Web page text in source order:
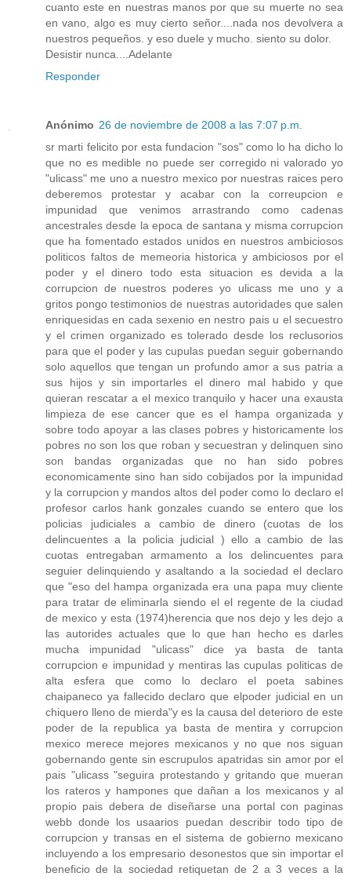
cuanto este en nuestras manos por que su muerte no sea
en vano, algo es muy cierto señor....nada nos devolvera a
nuestros pequeños. y eso duele y mucho. siento su dolor.
Desistir nunca....Adelante
Responder
Anónimo 26 de noviembre de 2008 a las 7:07 p.m.
sr marti felicito por esta fundacion "sos" como lo ha dicho lo
que no es medible no puede ser corregido ni valorado yo
"ulicass" me uno a nuestro mexico por nuestras raices pero
deberemos protestar y acabar con la correupcion e
impunidad que venimos arrastrando como cadenas
ancestrales desde la epoca de santana y misma corrupcion
que ha fomentado estados unidos en nuestros ambiciosos
politicos faltos de memeoria historica y ambiciosos por el
poder y el dinero todo esta situacion es devida a la
corrupcion de nuestros poderes yo ulicass me uno y a
gritos pongo testimonios de nuestras autoridades que salen
enriquesidas en cada sexenio en nestro pais u el secuestro
y el crimen organizado es tolerado desde los reclusorios
para que el poder y las cupulas puedan seguir gobernando
solo aquellos que tengan un profundo amor a sus patria a
sus hijos y sin importarles el dinero mal habido y que
quieran rescatar a el mexico tranquilo y hacer una exausta
limpieza de ese cancer que es el hampa organizada y
sobre todo apoyar a las clases pobres y historicamente los
pobres no son los que roban y secuestran y delinquen sino
son bandas organizadas que no han sido pobres
economicamente sino han sido cobijados por la impunidad
y la corrupcion y mandos altos del poder como lo declaro el
profesor carlos hank gonzales cuando se entero que los
policias judiciales a cambio de dinero (cuotas de los
delincuentes a la policia judicial ) ello a cambio de las
cuotas entregaban armamento a los delincuentes para
seguier delinquiendo y asaltando a la sociedad el declaro
que "eso del hampa organizada era una papa muy cliente
para tratar de eliminarla siendo el el regente de la ciudad
de mexico y esta (1974)herencia que nos dejo y les dejo a
las autorides actuales que lo que han hecho es darles
mucha impunidad "ulicass" dice ya basta de tanta
corrupcion e impunidad y mentiras las cupulas politicas de
alta esfera que como lo declaro el poeta sabines
chaipaneco ya fallecido declaro que elpoder judicial en un
chiquero lleno de mierda"y es la causa del deterioro de este
poder de la republica ya basta de mentira y corrupcion
mexico merece mejores mexicanos y no que nos siguan
gobernando gente sin escrupulos apatridas sin amor por el
pais "ulicass "seguira protestando y gritando que mueran
los rateros y hampones que dañan a los mexicanos y al
propio pais debera de diseñarse una portal con paginas
webb donde los usaarios puedan describir todo tipo de
corrupcion y transas en el sistema de gobierno mexicano
incluyendo a los empresario desonestos que sin importar el
beneficio de la sociedad retiquetan de 2 a 3 veces a la